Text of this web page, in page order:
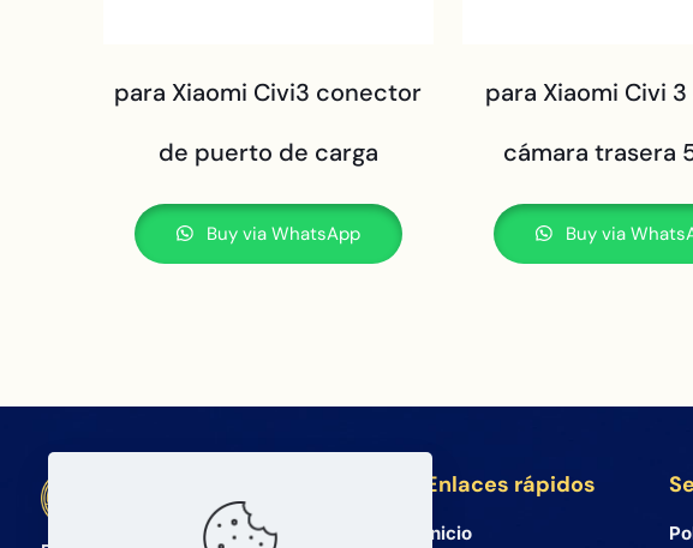
para Xiaomi Civi3 conector
de puerto de carga
Buy via WhatsApp
para Xiaomi Civi
cámara trasera
Buy via
BETA Electronic Co LTD Enlaces rápidos
Inicio